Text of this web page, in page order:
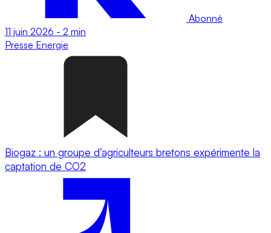
Abonné
11 juin 2026 - 2 min
Presse Energie
Biogaz : un groupe d’agriculteurs bretons expérimente la
captation de CO2